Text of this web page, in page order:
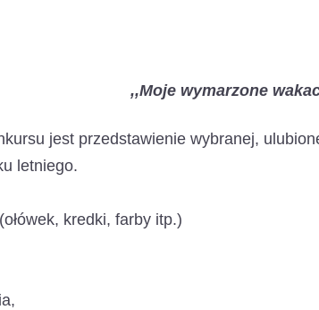
,,Moje wymarzone
jest przedstawienie wybranej,
letniego.
kredki, farby itp.)